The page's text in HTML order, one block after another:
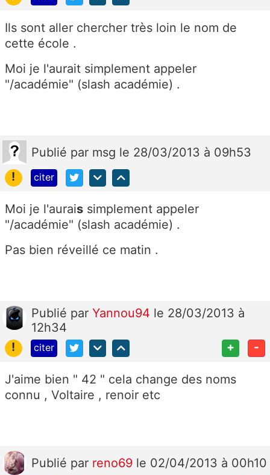
Ils sont aller chercher très loin le nom de
cette école .
Moi je l'aurait simplement appeler
"/académie" (slash académie) .
Publié par msg le 28/03/2013 à 09h53
!
citer
Moi je l'aurais simplement appeler
"/académie" (slash académie) .
Pas bien réveillé ce matin .
Publié par Yannou94 le 28/03/2013 à
12h34
!
citer + -
J'aime bien " 42 " cela change des noms
connu , Voltaire , renoir etc
Publié par reno69 le 02/04/2013 à 00h10